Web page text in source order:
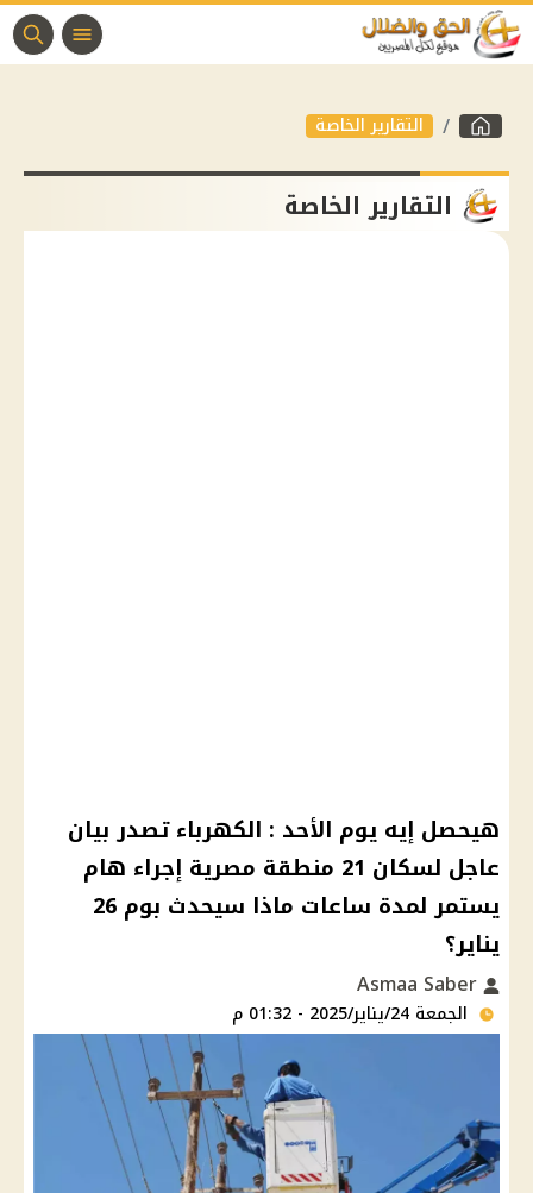
التقارير الخاصة
التقارير الخاصة
هيحصل إيه يوم الأحد : الكهرباء تصدر بيان
عاجل لسكان 21 منطقة مصرية إجراء هام
يستمر لمدة ساعات ماذا سيحدث بوم 26
يناير؟
الجمعة 24/يناير/2025 - 01:32 م